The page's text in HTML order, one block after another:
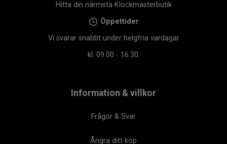
Hitta din närmsta Klockmasterbutik
Öppettider
Vi svarar snabbt under helgfria vardagar
kl. 09.00 - 16.30.
Information & villkor
Frågor & Svar
Ångra ditt köp